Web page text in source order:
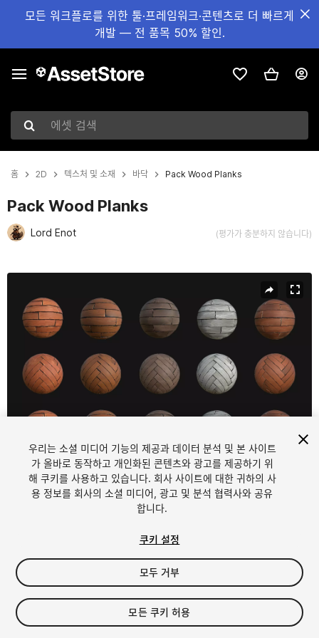
모든 워크플로를 위한 툴·프레임워크·콘텐츠로 더 빠르게
개발 — 전 품목 50% 할인.
에셋 검색
홈 2D 텍스처 및 소재 바닥 Pack Wood Planks
Pack Wood Planks
Lord Enot (평가가 충분하지 않습니다)
1/17
$15
세금/부가세는 결제 시 반영됩니다.
우리는 소셜 미디어 기능의 제공과 데이터 분석 및 본 사이트
가 올바로 동작하고 개인화된 콘텐츠와 광고를 제공하기 위
해 쿠키를 사용하고 있습니다. 회사 사이트에 대한 귀하의 사
용 정보를 회사의 소셜 미디어, 광고 및 분석 협력사와 공유
합니다.
쿠키 설정
모두 거부
모든 쿠키 허용